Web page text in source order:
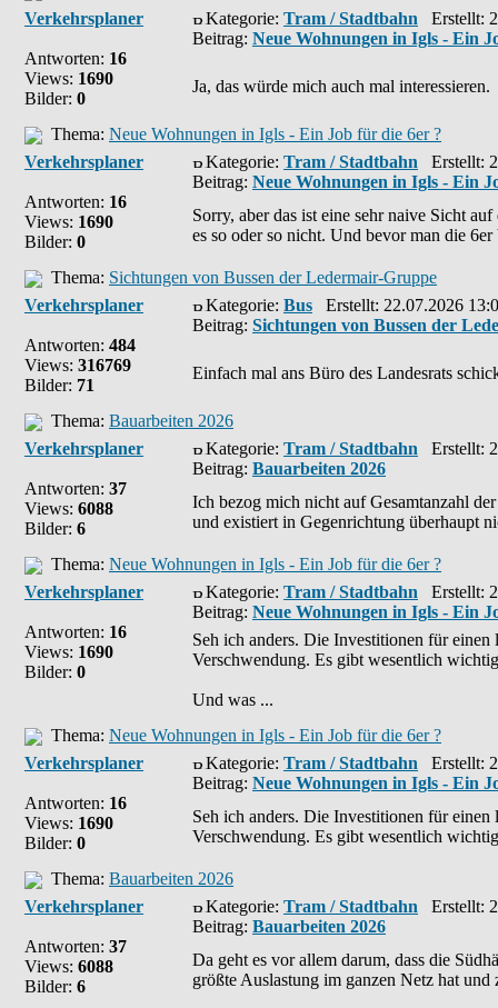
Verkehrsplaner
Antworten: 16
Views: 1690
Bilder: 0
Kategorie: Tram / Stadtbahn Erstellt:
Beitrag: Neue Wohnungen in Igls - Ein
Ja, das würde mich auch mal interessieren.
Thema: Neue Wohnungen in Igls - Ein Job für die 6er ?
Verkehrsplaner
Antworten: 16
Views: 1690
Bilder: 0
Kategorie: Tram / Stadtbahn Erstellt:
Beitrag: Neue Wohnungen in Igls - Ein
Sorry, aber das ist eine sehr naive Sicht
es so oder so nicht. Und bevor man die
Thema: Sichtungen von Bussen der Ledermair-Gruppe
Verkehrsplaner
Antworten: 484
Views: 316769
Bilder: 71
Kategorie: Bus Erstellt: 22.07.2026
Beitrag: Sichtungen von Bussen der
Einfach mal ans Büro des Landesrats
Thema: Bauarbeiten 2026
Verkehrsplaner
Antworten: 37
Views: 6088
Bilder: 6
Kategorie: Tram / Stadtbahn Erstellt:
Beitrag: Bauarbeiten 2026
Ich bezog mich nicht auf Gesamtanzahl
und existiert in Gegenrichtung überhaupt
Thema: Neue Wohnungen in Igls - Ein Job für die 6er ?
Verkehrsplaner
Antworten: 16
Views: 1690
Bilder: 0
Kategorie: Tram / Stadtbahn Erstellt:
Beitrag: Neue Wohnungen in Igls - Ein
Seh ich anders. Die Investitionen für einen
Verschwendung. Es gibt wesentlich
Und was ...
Thema: Neue Wohnungen in Igls - Ein Job für die 6er ?
Verkehrsplaner
Antworten: 16
Views: 1690
Bilder: 0
Kategorie: Tram / Stadtbahn Erstellt:
Beitrag: Neue Wohnungen in Igls - Ein
Seh ich anders. Die Investitionen für einen
Verschwendung. Es gibt wesentlich
Thema: Bauarbeiten 2026
Verkehrsplaner
Antworten: 37
Views: 6088
Bilder: 6
Kategorie: Tram / Stadtbahn Erstellt:
Beitrag: Bauarbeiten 2026
Da geht es vor allem darum, dass die
größte Auslastung im ganzen Netz hat